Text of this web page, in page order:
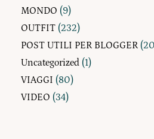
MONDO (9)
OUTFIT (232)
POST UTILI PER BLOGGER
Uncategorized (1)
VIAGGI (80)
VIDEO (34)